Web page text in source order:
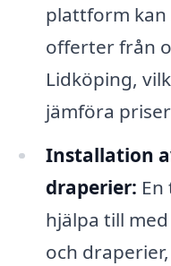
plattform kan
offerter från
Lidköping,
jämföra
Installation
draperier:
hjälpa till
och